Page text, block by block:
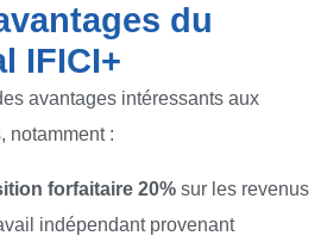
du
IFICI+
avantages intéressants aux
notamment :
forfaitaire 20% sur les revenus
indépendant provenant